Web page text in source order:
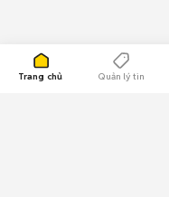
Trang chủ Quản lý tin